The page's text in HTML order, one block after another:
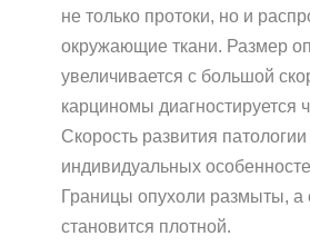
не только протоки, но и
окружающие ткани. Размер
увеличивается с большой
карциномы диагностируется
Скорость развития патологии
индивидуальных
Границы опухоли размыты, а
становится плотной.